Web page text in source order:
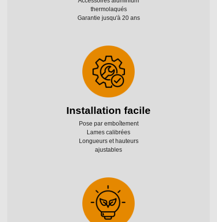
Sans écharde
Accessoires aluminium
thermolaqués
Garantie jusqu'à 20 ans
Installation facile
Pose par emboîtement
Lames calibrées
Longueurs et hauteurs
ajustables